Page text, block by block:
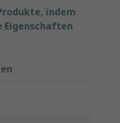
indem
Eigenschaften